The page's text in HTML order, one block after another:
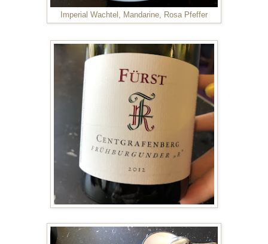
Imperial Wachtel, Mandarine, Rosa Pfeffer